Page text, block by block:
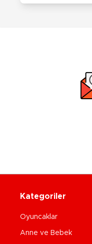
Kategoriler
Oyuncaklar
Anne ve Bebek